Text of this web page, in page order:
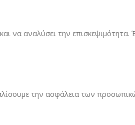
να αναλύσει την
την ασφάλεια των